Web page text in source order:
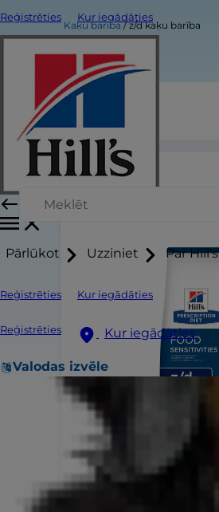
Reģistrēties Kur iegādāties
Pārlūkot Uzziniet Par Hill's
Reģistrēties Kur iegādāties
Reģistrēties Kur iegādāties
Valodas izvēle
Kaķu barība z/d kaķu barība
z/d kaķu barība